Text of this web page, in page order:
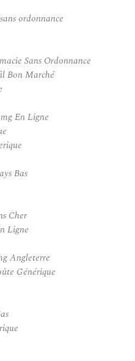
ordonnance
Sans Ordonnance
Bon Marché
En Ligne
Bas
Cher
Ligne
Angleterre
Générique